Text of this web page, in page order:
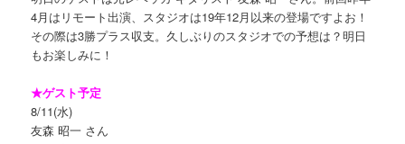
4月はリモート出演、スタジオは19年12月以来の登場ですよお！
その際は3勝プラス収支。久しぶりのスタジオでの予想は？明日
もお楽しみに！
★ゲスト予定
8/11(水)
友森 昭一 さん